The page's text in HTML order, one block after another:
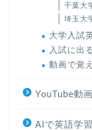
千葉大
埼玉大
大学入試
入試に出
動画で覚
YouTube動
AIで英語学習